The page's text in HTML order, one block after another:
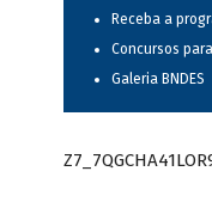
Receba a
Concursos
Galeria BNDES